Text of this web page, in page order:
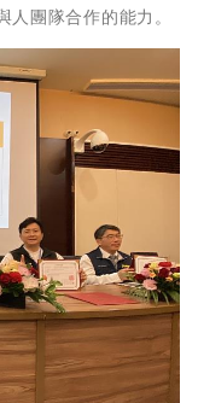
團隊合作的能力。